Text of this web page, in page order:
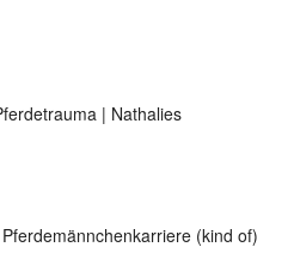
| Nathalies
(kind of)